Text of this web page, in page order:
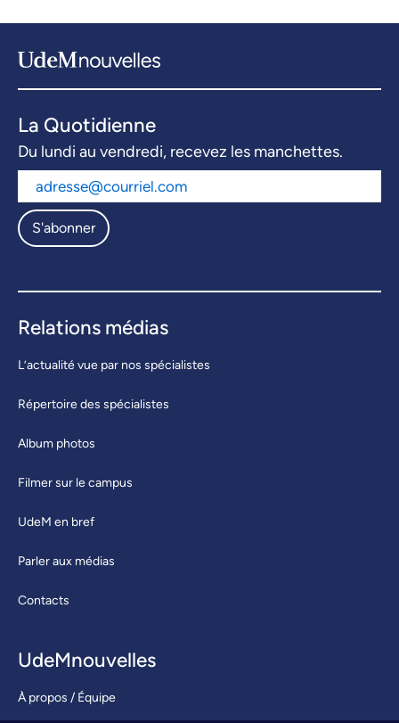
La Quotidienne
Du lundi au vendredi, recevez les manchettes.
S'abonner
Relations médias
L’actualité vue par nos spécialistes
Répertoire des spécialistes
Album photos
Filmer sur le campus
UdeM en bref
Parler aux médias
Contacts
UdeMnouvelles
À propos / Équipe